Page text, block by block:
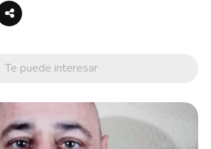
Te puede interesar